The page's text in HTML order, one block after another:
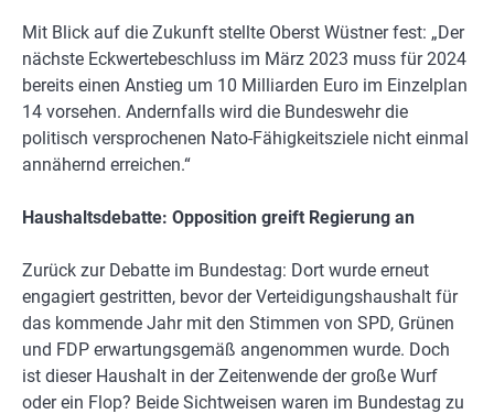
Mit Blick auf die Zukunft stellte Oberst Wüstner fest: „Der
nächste Eckwertebeschluss im März 2023 muss für 2024
bereits einen Anstieg um 10 Milliarden Euro im Einzelplan
14 vorsehen. Andernfalls wird die Bundeswehr die
politisch versprochenen Nato-Fähigkeitsziele nicht einmal
annähernd erreichen.“
Haushaltsdebatte: Opposition greift Regierung an
Zurück zur Debatte im Bundestag: Dort wurde erneut
engagiert gestritten, bevor der Verteidigungshaushalt für
das kommende Jahr mit den Stimmen von SPD, Grünen
und FDP erwartungsgemäß angenommen wurde. Doch
ist dieser Haushalt in der Zeitenwende der große Wurf
oder ein Flop? Beide Sichtweisen waren im Bundestag zu